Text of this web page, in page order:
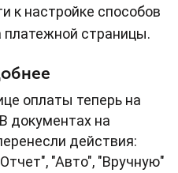
к настройке способов
страницы.
оплаты теперь на
документах на
действия:
"Авто", "Вручную"